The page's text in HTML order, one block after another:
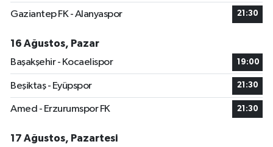
Gaziantep FK - Alanyaspor 21:30
16 Ağustos, Pazar
Başakşehir - Kocaelispor
19:00
Beşiktaş - Eyüpspor 21:30
Amed - Erzurumspor FK 21:30
17 Ağustos, Pazartesi